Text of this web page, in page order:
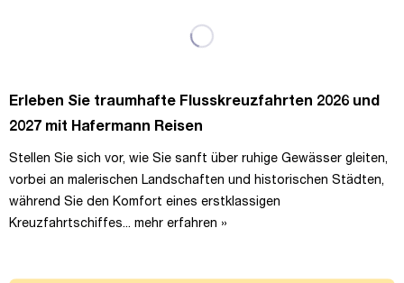
Erleben Sie traumhafte Flusskreuzfahrten 2026 und
2027 mit Hafermann Reisen
Stellen Sie sich vor, wie Sie sanft über ruhige Gewässer gleiten,
vorbei an malerischen Landschaften und historischen Städten,
während Sie den Komfort eines erstklassigen
Kreuzfahrtschiffes... mehr erfahren »